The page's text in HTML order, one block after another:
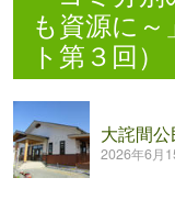
も資源に
ト第３回）
大詫間
2026年6月